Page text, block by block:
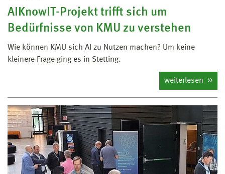
AIKnowIT-Projekt trifft sich um
Bedürfnisse von KMU zu verstehen
Wie können KMU sich AI zu Nutzen machen? Um keine
kleinere Frage ging es in Stetting.
weiterlesen